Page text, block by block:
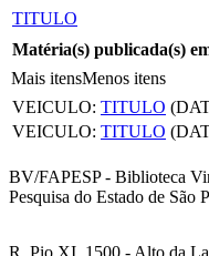
TITULO
Matéria(s) publicada(s)
Mais itensMenos itens
VEICULO: TITULO
VEICULO: TITULO
BV/FAPESP - Biblioteca
Pesquisa do Estado de São
R. Pio XI, 1500 - Alto da